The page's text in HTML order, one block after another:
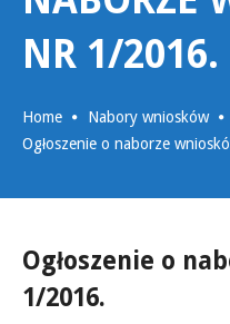
NR 1/2016.
Home
Nabory wniosków
Ogłoszenie o naborze
Ogłoszenie o
1/2016.